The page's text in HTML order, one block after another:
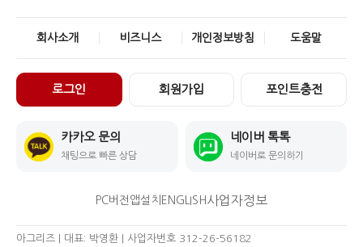
회사소개 비즈니스 개인정보방침 도움말
로그인 회원가입 포인트충전
카카오 문의
채팅으로 빠른 상담
네이버 톡톡
네이버로 문의하기
PC버전 앱설치 ENGLISH 사업자정보
아그리즈 | 대표: 박영환 | 사업자번호 312-26-56182